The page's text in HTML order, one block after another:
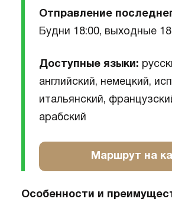
Отправление
Будни 18:00, выходные
Доступные языки:
английский, немецкий,
итальянский,
арабский
Маршрут на
Особенности и